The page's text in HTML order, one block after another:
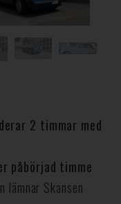
2 timmar med
påbörjad timme
lämnar Skansen